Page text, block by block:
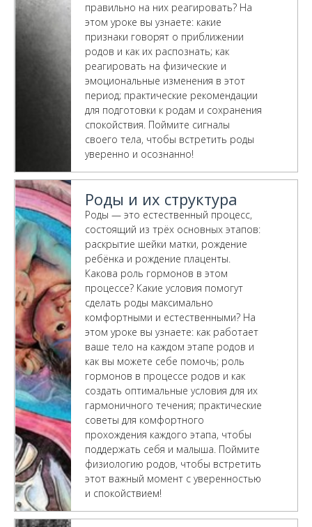
правильно на них реагировать? На
этом уроке вы узнаете: какие
признаки говорят о приближении
родов и как их распознать; как
реагировать на физические и
эмоциональные изменения в этот
период; практические рекомендации
для подготовки к родам и сохранения
спокойствия. Поймите сигналы
своего тела, чтобы встретить роды
уверенно и осознанно!
Роды и их структура
Роды — это естественный процесс,
состоящий из трёх основных этапов:
раскрытие шейки матки, рождение
ребёнка и рождение плаценты.
Какова роль гормонов в этом
процессе? Какие условия помогут
сделать роды максимально
комфортными и естественными? На
этом уроке вы узнаете: как работает
ваше тело на каждом этапе родов и
как вы можете себе помочь; роль
гормонов в процессе родов и как
создать оптимальные условия для их
гармоничного течения; практические
советы для комфортного
прохождения каждого этапа, чтобы
поддержать себя и малыша. Поймите
физиологию родов, чтобы встретить
этот важный момент с уверенностью
и спокойствием!